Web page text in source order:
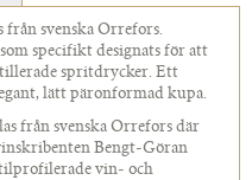
svenska Orrefors.
specifikt designats för att
spritdrycker. Ett
lätt päronformad kupa.
från svenska Orrefors där
Bengt-Göran
vin- och